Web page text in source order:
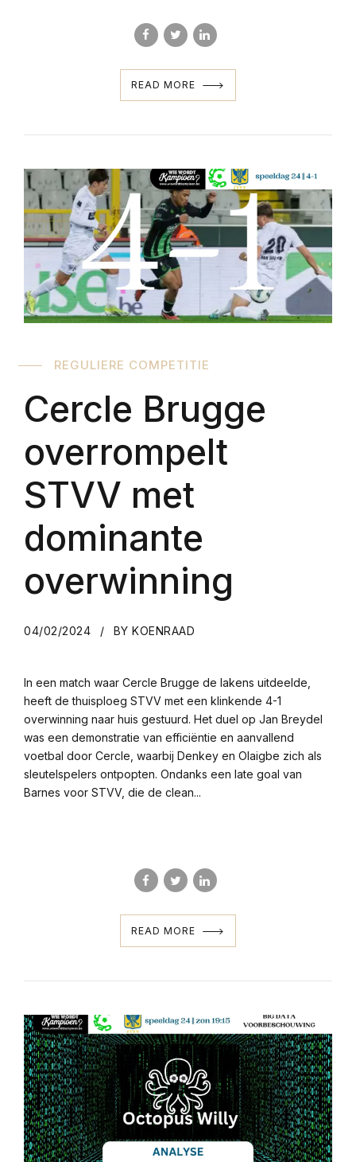
READ MORE
REGULIERE COMPETITIE
Cercle Brugge
overrompelt
STVV met
dominante
overwinning
04/02/2024 BY KOENRAAD
In een match waar Cercle Brugge de lakens uitdeelde,
heeft de thuisploeg STVV met een klinkende 4-1
overwinning naar huis gestuurd. Het duel op Jan Breydel
was een demonstratie van efficiëntie en aanvallend
voetbal door Cercle, waarbij Denkey en Olaigbe zich als
sleutelspelers ontpopten. Ondanks een late goal van
Barnes voor STVV, die de clean...
READ MORE